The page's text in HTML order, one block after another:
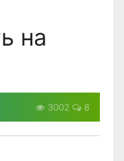
на
3002 8